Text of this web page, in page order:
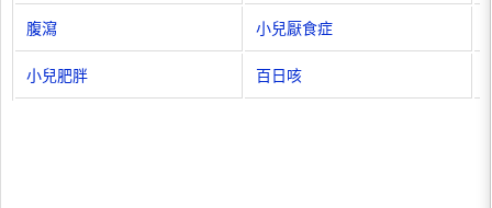
腹瀉 小兒厭食症
小兒肥胖 百日咳